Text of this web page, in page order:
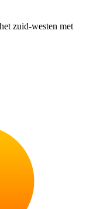
zuid-westen met